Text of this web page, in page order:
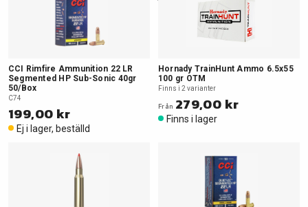
CCI Rimfire Ammunition 22 LR
Segmented HP Sub-Sonic 40gr
50/Box
C74
199,00 kr
Ej i lager, beställd
Hornady TrainHunt Ammo 6.5x55
100 gr OTM
Finns i 2 varianter
Från 279,00 kr
Finns i lager